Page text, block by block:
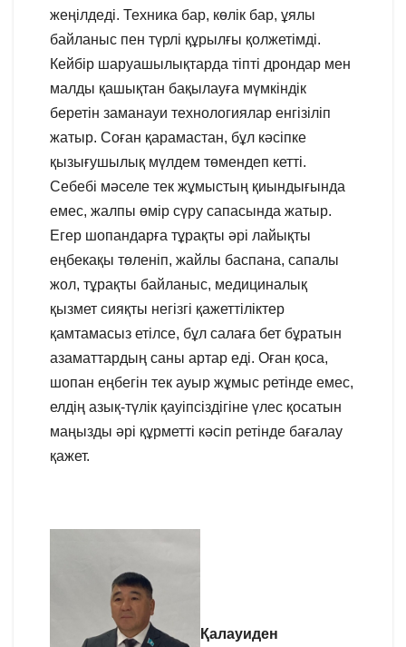
жеңілдеді. Техника бар, көлік бар, ұялы
байланыс пен түрлі құрылғы қолжетімді.
Кейбір шаруашылықтарда тіпті дрондар мен
малды қашықтан бақылауға мүмкіндік
беретін заманауи технологиялар енгізіліп
жатыр. Соған қарамастан, бұл кәсіпке
қызығушылық мүлдем төмендеп кетті.
Себебі мәселе тек жұмыстың қиындығында
емес, жалпы өмір сүру сапасында жатыр.
Егер шопандарға тұрақты әрі лайықты
еңбекақы төленіп, жайлы баспана, сапалы
жол, тұрақты байланыс, медициналық
қызмет сияқты негізгі қажеттіліктер
қамтамасыз етілсе, бұл салаға бет бұратын
азаматтардың саны артар еді. Оған қоса,
шопан еңбегін тек ауыр жұмыс ретінде емес,
елдің азық-түлік қауіпсіздігіне үлес қосатын
маңызды әрі құрметті кәсіп ретінде бағалау
қажет.
Қалауиден